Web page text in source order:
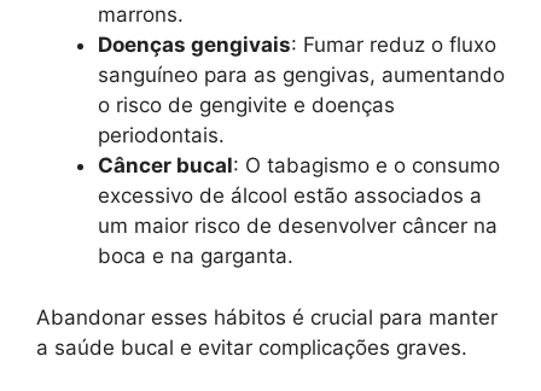
marrons.
Doenças gengivais: Fumar reduz o fluxo
sanguíneo para as gengivas, aumentando
o risco de gengivite e doenças
periodontais.
Câncer bucal: O tabagismo e o consumo
excessivo de álcool estão associados a
um maior risco de desenvolver câncer na
boca e na garganta.
Abandonar esses hábitos é crucial para manter
a saúde bucal e evitar complicações graves.